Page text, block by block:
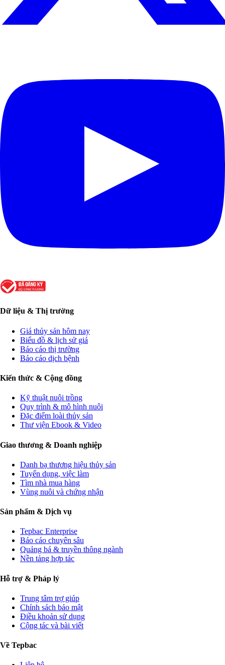
Dữ liệu & Thị trường
Giá thủy sản hôm nay
Biểu đồ & lịch sử giá
Báo cáo thị trường
Báo cáo dịch bệnh
Kiến thức & Cộng đồng
Kỹ thuật nuôi trồng
Quy trình & mô hình nuôi
Đặc điểm loài thủy sản
Thư viện Ebook & Video
Giao thương & Doanh nghiệp
Danh bạ thương hiệu thủy sản
Tuyển dụng, việc làm
Tìm nhà mua hàng
Vùng nuôi và chứng nhận
Sản phẩm & Dịch vụ
Tepbac Enterprise
Báo cáo chuyên sâu
Quảng bá & truyền thông ngành
Nền tảng hợp tác
Hỗ trợ & Pháp lý
Trung tâm trợ giúp
Chính sách bảo mật
Điều khoản sử dụng
Cộng tác và bài viết
Về Tepbac